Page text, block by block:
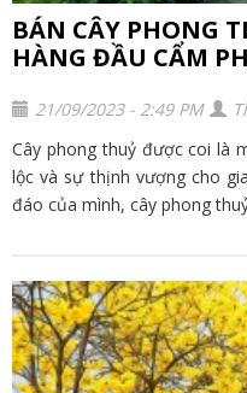
BÁN CÂY PHONG
HÀNG ĐẦU CẨM
21/09/2023 - 2:49 PM
Cây phong thuỷ được coi là
lộc và sự thịnh vượng cho
đáo của mình, cây phong